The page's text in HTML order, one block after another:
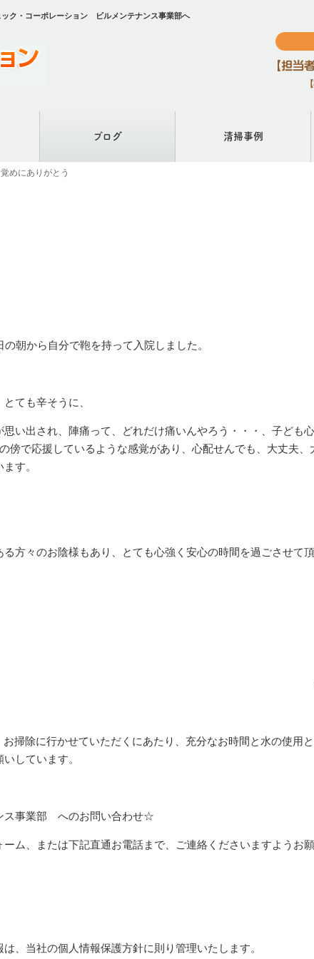
ク・コーポレーション ビルメンテナンス事業部へ
ブログ 清掃事例
めにありがとう
朝から自分で鞄を持って入院しました。
ても辛そうに、
思い出され、陣痛って、どれだけ痛いんやろう・・・、子ども
傍で応援しているような感覚があり、心配せんでも、大丈夫、
す。
方々のお陰様もあり、とても心強く安心の時間を過ごさせて
除に行かせていただくにあたり、充分なお時間と水の使用と
しています。
ス事業部 へのお問い合わせ☆
ム、または下記直通お電話まで、ご連絡くださいますようお
、当社の個人情報保護方針に則り管理いたします。